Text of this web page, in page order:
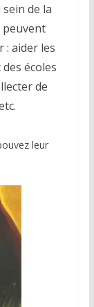
de la
peuvent
: aider les
écoles
de
leur